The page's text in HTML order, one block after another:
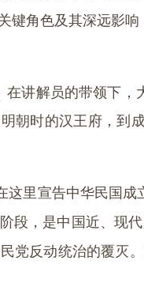
键角色及其深远影
讲解员的带领下
朝时的汉王府，
这里宣告中华民国成
段，是中国近、现代
党反动统治的覆灭